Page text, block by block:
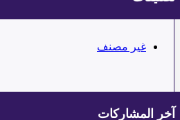
غير مصنف
آخر المشاركات